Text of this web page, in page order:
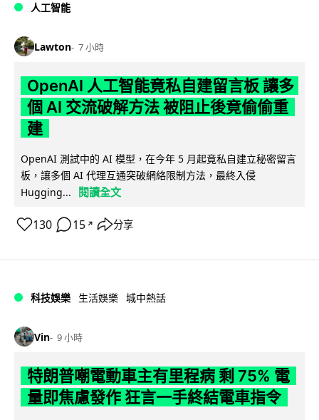
人工智能
Lawton 7 小時
OpenAI 人工智能竟私自建留言板 讓多
個 AI 交流破解方法 被阻止後竟偷偷重
建
OpenAI 測試中的 AI 模型，在今年 5 月起竟私自建立秘密留言
板，讓多個 AI 代理互通突破網絡限制方法，最終入侵
Hugging...
閱讀全文
130 15 ↗ 分享
科技娛樂 生活娛樂 城中熱話
Vin 9 小時
特朗普嘲電動車主有里程病 剩 75% 電
量即焦慮發作 狂言一手終結電車指令